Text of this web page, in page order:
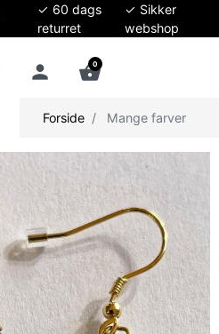
✓ 60 dags
returret
✓ Sikker
webshop
person shopping_basket
0
Forside Mange farver